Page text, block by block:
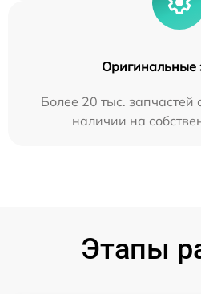
Оригинальные
Более 20 тыс. запчастей
наличии на
Этапы